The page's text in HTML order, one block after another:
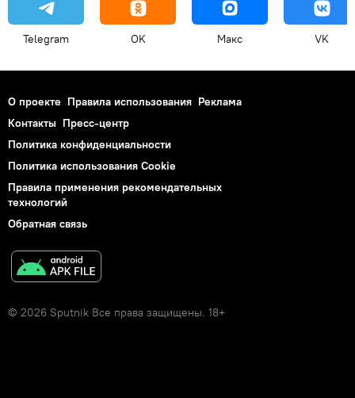
Telegram OK Макс VK
О проекте Правила использования Реклама
Контакты Пресс-центр
Политика конфиденциальности
Политика использования Cookie
Правила применения рекомендательных
технологий
Обратная связь
© 2026 Sputnik Все права защищены. 18+